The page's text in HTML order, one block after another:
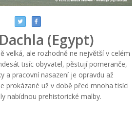
(Egypt)
velká, ale rozhodně ne největší v celém
tisíc obyvatel, pěstují pomeranče,
a pracovní nasazení je opravdu až
prokázané už v době před mnoha tisíci
nabídnou prehistorické malby.